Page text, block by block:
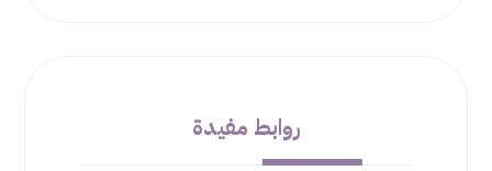
روابط مفيدة